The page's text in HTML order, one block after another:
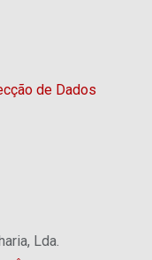
de Dados
Lda.